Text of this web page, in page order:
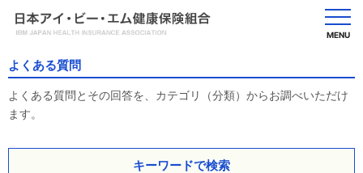
MENU
よくある質問
よくある質問とその回答を、カテゴリ（分類）からお調べいただけ
ます。
キーワードで検索